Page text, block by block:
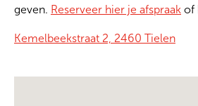
geven. Reserveer hier je afspraak of
Kemelbeekstraat 2, 2460 Tielen